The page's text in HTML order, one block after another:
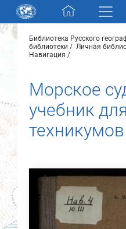
Skip navigation
Разделы и коллекции
Новости
О нас
Контакты
Партнеры
Библиотека Русского
библиотеки
Личная
Навигация
Морское
учебник
техникумов